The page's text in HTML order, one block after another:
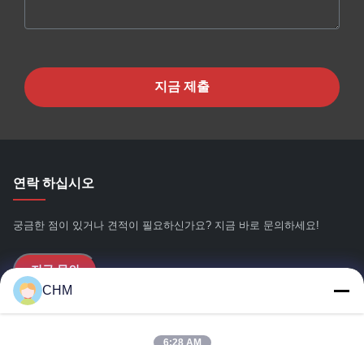
지금 제출
연락 하십시오
궁금한 점이 있거나 견적이 필요하신가요? 지금 바로 문의하세요!
지금 문의
CHM
6:28 AM